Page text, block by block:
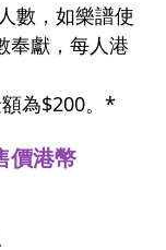
數，如樂譜使
奉獻，每人港
為$200。*
價港幣